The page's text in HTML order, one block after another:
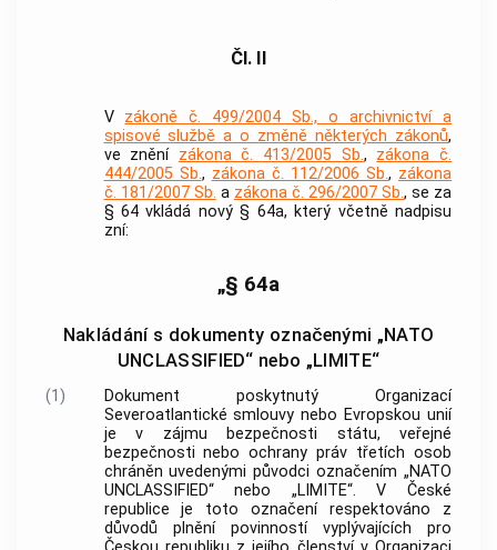
Čl. II
V zákoně č. 499/2004 Sb., o archivnictví a
spisové službě a o změně některých zákonů,
ve znění zákona č. 413/2005 Sb., zákona č.
444/2005 Sb., zákona č. 112/2006 Sb., zákona
č. 181/2007 Sb. a zákona č. 296/2007 Sb., se za
§ 64 vkládá nový § 64a, který včetně nadpisu
zní:
„§ 64a
Nakládání s dokumenty označenými „NATO
UNCLASSIFIED“ nebo „LIMITE“
(1)
Dokument poskytnutý Organizací
Severoatlantické smlouvy nebo Evropskou unií
je v zájmu bezpečnosti státu, veřejné
bezpečnosti nebo ochrany práv třetích osob
chráněn uvedenými původci označením „NATO
UNCLASSIFIED“ nebo „LIMITE“. V České
republice je toto označení respektováno z
důvodů plnění povinností vyplývajících pro